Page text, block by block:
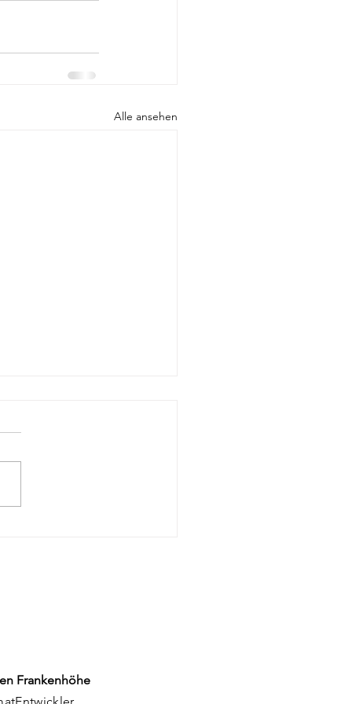
Alle ansehen
Frankenhöhe